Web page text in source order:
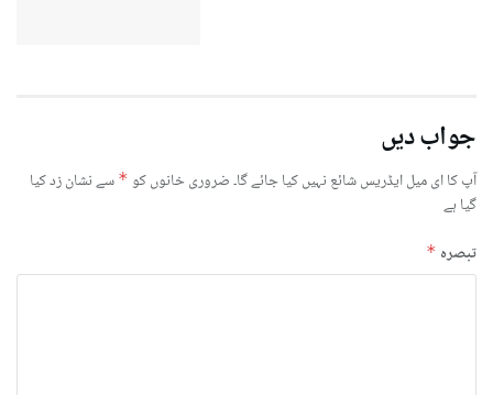
جواب دیں
آپ کا ای میل ایڈریس شائع نہیں کیا جائے گا۔ضروری خانوں کو * سے نشان زد کیا
گیا ہے
تبصرہ *